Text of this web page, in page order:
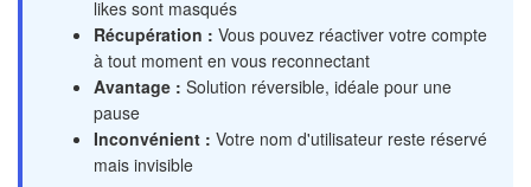
likes sont masqués
Récupération : Vous pouvez réactiver votre compte
à tout moment en vous reconnectant
Avantage : Solution réversible, idéale pour une
pause
Inconvénient : Votre nom d'utilisateur reste réservé
mais invisible